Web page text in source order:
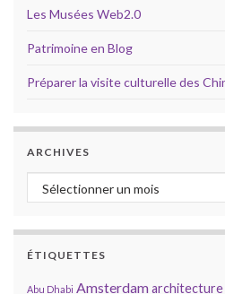
Les Musées Web2.0
Patrimoine en Blog
Préparer la visite culturelle des
ARCHIVES
Archives
ÉTIQUETTES
Abu Dhabi Amsterdamarchitecture